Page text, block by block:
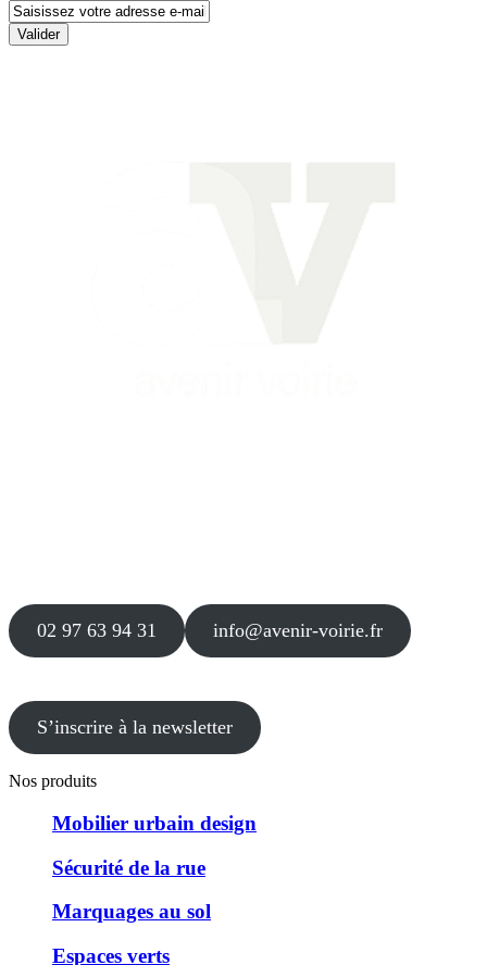
Valider
02 97 63 94 31 info@avenir-voirie.fr
S’inscrire à la newsletter
Nos produits
Mobilier urbain design
Sécurité de la rue
Marquages au sol
Espaces verts